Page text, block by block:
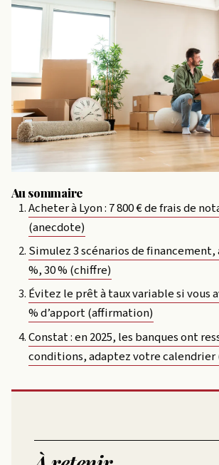
Au sommaire
Acheter à Lyon : 7 800 € de frais de
(anecdote)
Simulez 3 scénarios de financement,
%, 30 % (chiffre)
Évitez le prêt à taux variable si vous
% d’apport (affirmation)
Constat : en 2025, les banques ont
conditions, adaptez votre